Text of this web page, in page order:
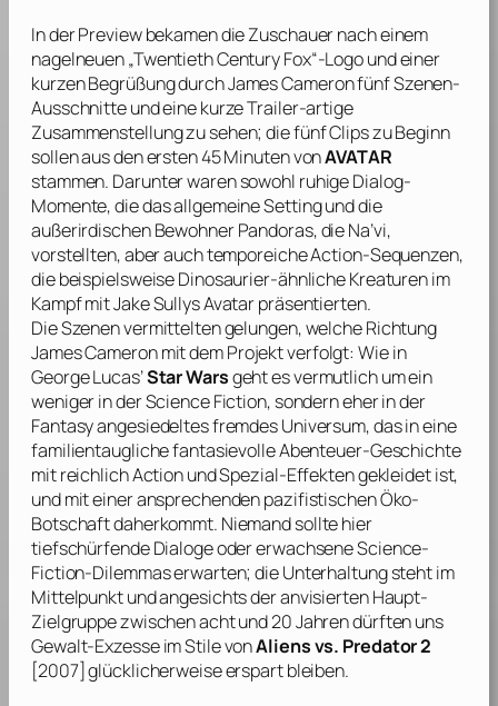
In der Preview bekamen die Zuschauer nach einem
nagelneuen „Twentieth Century Fox“-Logo und einer
kurzen Begrüßung durchJames Cameronfünf Szenen-
Ausschnitte und eine kurze Trailer-artige
Zusammenstellung zu sehen; die fünf Clips zu Beginn
sollen aus den ersten 45 Minuten vonAVATAR
stammen. Darunter waren sowohl ruhige Dialog-
Momente, die das allgemeine Setting und die
außerirdischen Bewohner Pandoras, die Na’vi,
vorstellten, aber auch temporeiche Action-Sequenzen,
die beispielsweise Dinosaurier-ähnliche Kreaturen im
Kampf mit Jake Sullys Avatar präsentierten.
Die Szenen vermittelten gelungen, welche Richtung
James Cameronmit dem Projekt verfolgt: Wie in
George Lucas’Star Warsgeht es vermutlich um ein
weniger in der Science Fiction, sondern eher in der
Fantasy angesiedeltes fremdes Universum, das in eine
familientaugliche fantasievolle Abenteuer-Geschichte
mit reichlich Action und Spezial-Effekten gekleidet ist,
und mit einer ansprechenden pazifistischen Öko-
Botschaft daherkommt. Niemand sollte hier
tiefschürfende Dialoge oder erwachsene Science-
Fiction-Dilemmas erwarten; die Unterhaltung steht im
Mittelpunkt und angesichts der anvisierten Haupt-
Zielgruppe zwischen acht und 20 Jahren dürften uns
Gewalt-Exzesse im Stile vonAliens vs. Predator 2
[2007] glücklicherweise erspart bleiben.